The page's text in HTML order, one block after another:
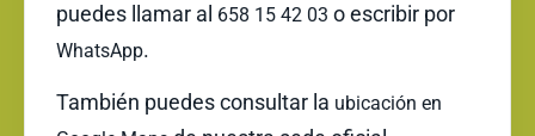
puedes llamar al 658 15 42 03 o escribir por
WhatsApp.
También puedes consultar la ubicación en